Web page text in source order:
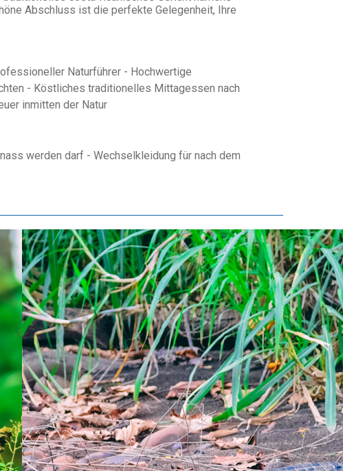
Abschluss ist die perfekte Gelegenheit, Ihre
Naturführer - Hochwertige
- Köstliches traditionelles Mittagessen nach
inmitten der Natur
werden darf - Wechselkleidung für nach dem